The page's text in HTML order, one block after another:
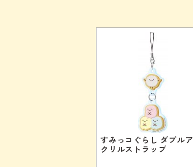
すみっコぐらし ダブルア
クリルストラップ